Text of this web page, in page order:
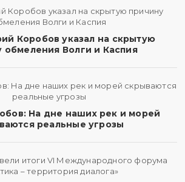
Коробов указал на скрытую
обмеления Волги и Каспия
На дне наших рек и морей
реальные угрозы